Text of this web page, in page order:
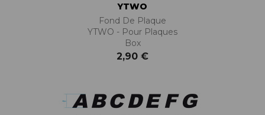
YTWO
Fond De Plaque
YTWO - Pour Plaques
Box
2,90 €